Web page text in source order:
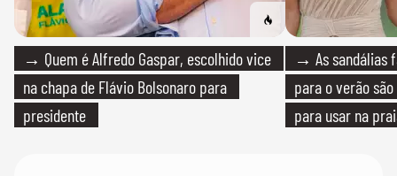
→ Quem é Alfredo Gaspar, escolhido vice
na chapa de Flávio Bolsonaro para
presidente
→ As sandálias
para o verão
para usar na